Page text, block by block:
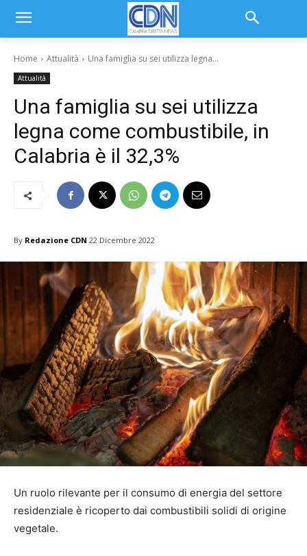
Home Attualità Una famiglia su sei utilizza legna...
Attualità
Una famiglia su sei utilizza
legna come combustibile, in
Calabria è il 32,3%
By Redazione CDN 22 Dicembre 2022
Un ruolo rilevante per il consumo di energia del settore
residenziale è ricoperto dai combustibili solidi di origine
vegetale.